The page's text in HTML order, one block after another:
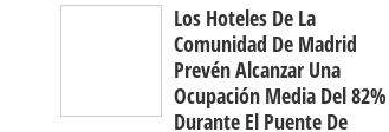
Los Hoteles De La
Comunidad De Madrid
Prevén Alcanzar Una
Ocupación Media Del 82%
Durante El Puente De